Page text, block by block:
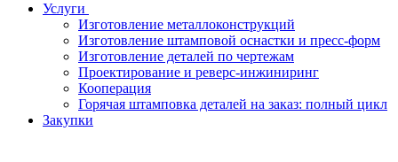
Услуги
Изготовление металлоконструкций
Изготовление штамповой оснастки и пресс-форм
Изготовление деталей по чертежам
Проектирование и реверс-инжиниринг
Кооперация
Горячая штамповка деталей на заказ: полный цикл
Закупки